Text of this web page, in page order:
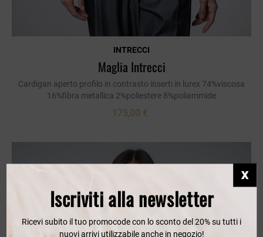
INTRECCI
Maglia Intrecci
Cardigan aperto profilo in contrasto inserti in lurex 74%viscosa
16%fibra metallica 2%poliestere 8%poliammide
175,00 €
Iscriviti alla newsletter
Ricevi subito il tuo promocode con lo sconto del 20% su tutti i
nuovi arrivi utilizzabile anche in negozio!